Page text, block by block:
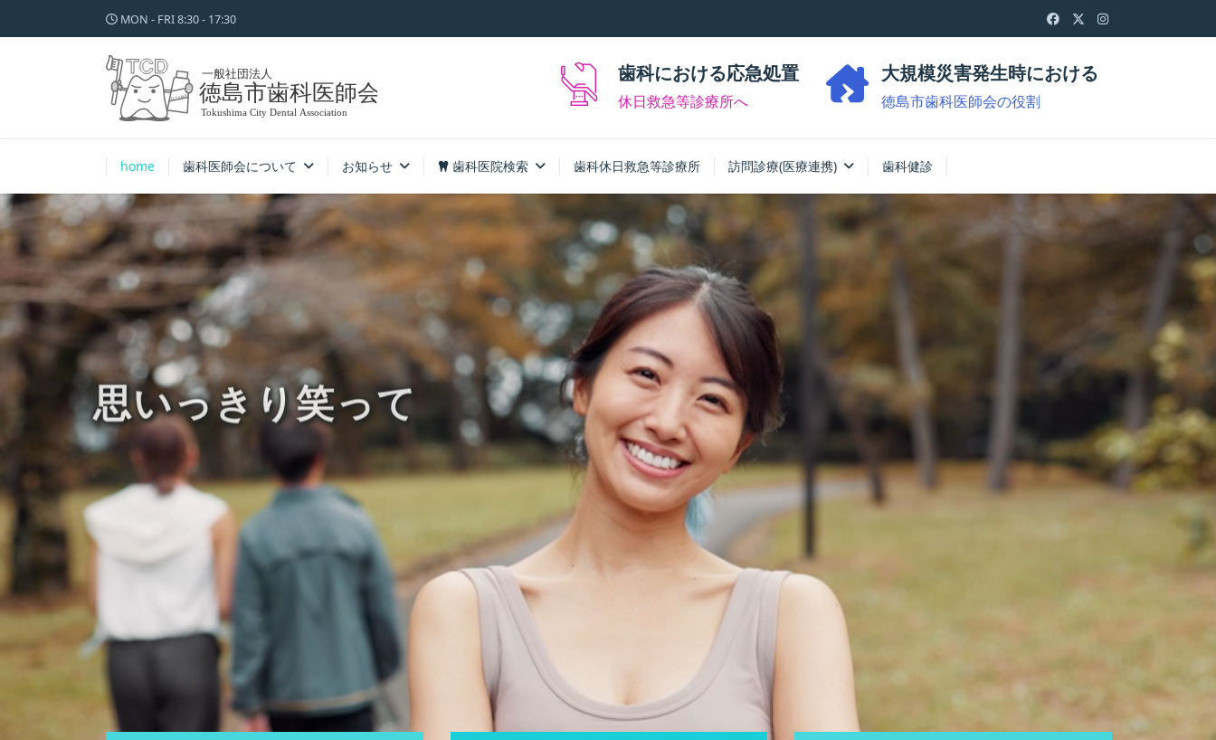
MON - FRI 8:30 - 17:30
歯科における応急処置
休日救急等診療所へ
大規模災害発生時における
徳島市歯科医師会の役割
home 歯科医師会について お知らせ 歯科医院検索 歯科休日救急等診療所 訪問診療(医療連携) 歯科健診
思いっきり笑って